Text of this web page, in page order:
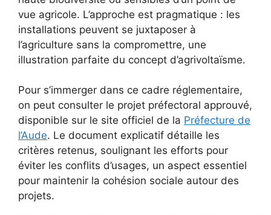
vue agricole. L’approche est pragmatique : les
installations peuvent se juxtaposer à
l’agriculture sans la compromettre, une
illustration parfaite du concept d’agrivoltaïsme.
Pour s’immerger dans ce cadre réglementaire,
on peut consulter le projet préfectoral approuvé,
disponible sur le site officiel de la Préfecture de
l’Aude. Le document explicatif détaille les
critères retenus, soulignant les efforts pour
éviter les conflits d’usages, un aspect essentiel
pour maintenir la cohésion sociale autour des
projets.